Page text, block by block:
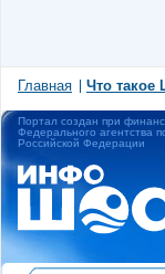
Главная Что
Портал создан при
Федерального агентства
Российской Федерации